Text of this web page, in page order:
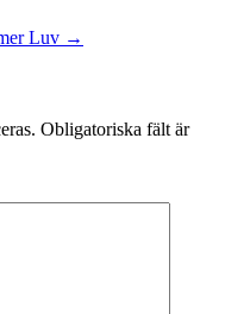
Luv →
Obligatoriska fält är